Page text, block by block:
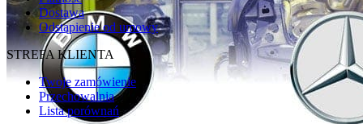
Dostawa
Odstąpienie od umowy
STREFA KLIENTA
Twoje zamówienie
Przechowalnia
Lista porównań